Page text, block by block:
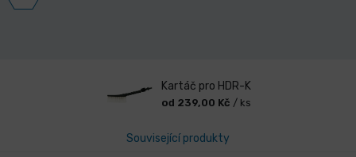
Kartáč pro HDR-K
od 239,00 Kč / ks
Související produkty